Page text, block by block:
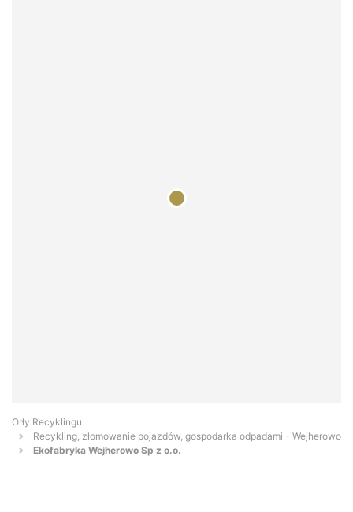
Orły Recyklingu
Recykling, złomowanie pojazdów, gospodarka odpadami - Wejherowo
Ekofabryka Wejherowo Sp z o.o.